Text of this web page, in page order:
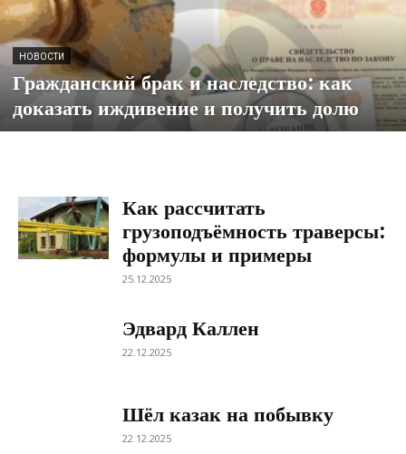
НОВОСТИ
Гражданский брак и наследство: как
доказать иждивение и получить долю
Как рассчитать
грузоподъёмность траверсы:
формулы и примеры
25.12.2025
Эдвард Каллен
22.12.2025
Шёл казак на побывку
22.12.2025